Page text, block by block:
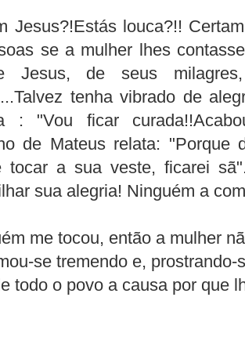
Jesus?!Estás louca?!!
se a mulher lhes
Jesus, de seus
tenha vibrado de
: "Vou ficar
de Mateus relata: "Porque
tocar a sua veste, ficarei
sua alegria! Ninguém a
me tocou, então a mulher
se tremendo e,
todo o povo a causa por que